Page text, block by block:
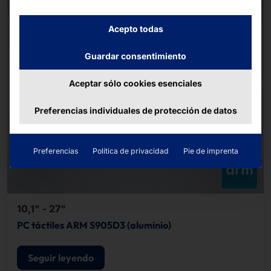
10,1" - 27"
PC táctiles ARM S905D3 (aluminio)
Seguir leyendo
Acepto todas
Guardar consentimiento
Aceptar sólo cookies esenciales
Preferencias individuales de protección de datos
Preferencias Política de privacidad Pie de imprenta